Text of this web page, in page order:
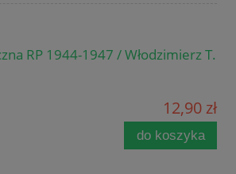
RP 1944-1947 / Włodzimierz T.
12,90 zł
do koszyka